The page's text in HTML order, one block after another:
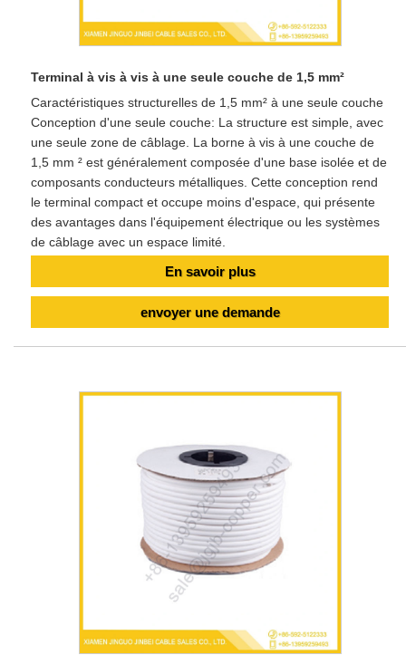
Terminal à vis à vis à une seule couche de 1,5 mm²
Caractéristiques structurelles de 1,5 mm² à une seule couche
Conception d'une seule couche: La structure est simple, avec
une seule zone de câblage. La borne à vis à une couche de
1,5 mm ² est généralement composée d'une base isolée et de
composants conducteurs métalliques. Cette conception rend
le terminal compact et occupe moins d'espace, qui présente
des avantages dans l'équipement électrique ou les systèmes
de câblage avec un espace limité.
En savoir plus
envoyer une demande